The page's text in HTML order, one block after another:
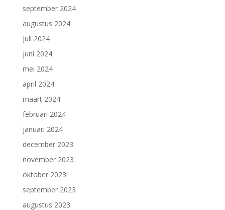
september 2024
augustus 2024
juli 2024
juni 2024
mei 2024
april 2024
maart 2024
februari 2024
januari 2024
december 2023
november 2023
oktober 2023
september 2023
augustus 2023